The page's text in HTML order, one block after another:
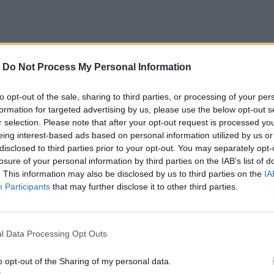
Do Not Process My Personal Information
opt-out of the sale, sharing to third parties, or processing of your
for targeted advertising by us, please use the below opt-out
selection. Please note that after your opt-out request is processed
interest-based ads based on personal information utilized by us
to third parties prior to your opt-out. You may separately
of your personal information by third parties on the IAB’s list of
This information may also be disclosed by us to third parties on the
Participants that may further disclose it to other third parties.
Data Processing Opt Outs
opt-out of the Sharing of my personal data.
μας Thanasis Tsitsas, παρομοιαζοντας τον με
το μοναστήρι του Αγίου Παντελεήμονα…
ήταν αποκλεισμένο στο βουνό, οι γονείς του
στο ύψος των περιστάσεων, βάζοντας